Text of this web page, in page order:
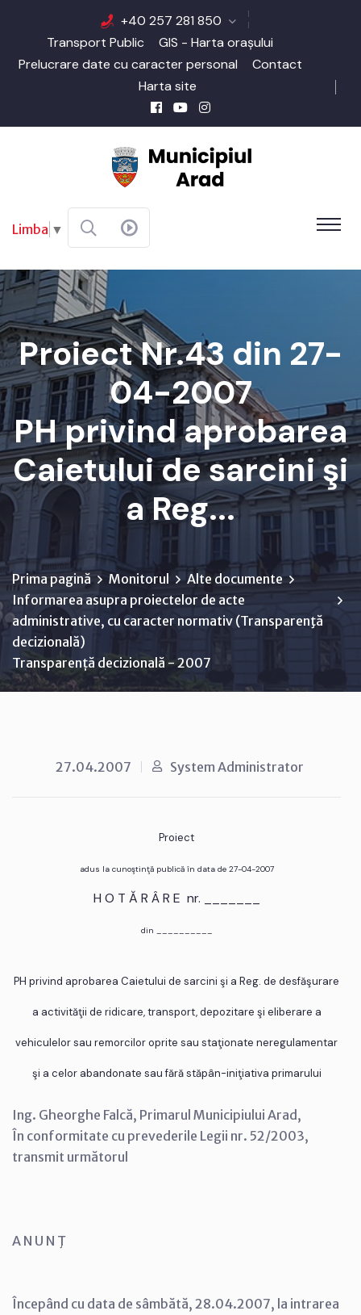
+40 257 281 850
Transport Public
GIS - Harta orașului
Prelucrare date cu caracter personal
Contact
Harta site
Limba ▼
Proiect Nr.43 din 27-
04-2007
PH privind aprobarea
Caietului de sarcini şi
a Reg...
Prima pagină Monitorul
Alte documente
Informarea asupra proiectelor de acte
administrative, cu caracter normativ (Transparenţă
decizională)
Transparență decizională - 2007
27.04.2007 System Administrator
Proiect
adus la cunoştinţă publică în data de 27-04-2007
H O T Ă R Â R E nr. _______
din __________
PH privind aprobarea Caietului de sarcini şi a Reg. de desfăşurare
a activităţii de ridicare, transport, depozitare şi eliberare a
vehiculelor sau remorcilor oprite sau staţionate neregulamentar
şi a celor abandonate sau fără stăpân-iniţiativa primarului
Ing. Gheorghe Falcă, Primarul Municipiului Arad,
În conformitate cu prevederile Legii nr. 52/2003,
transmit următorul
A N U N Ţ
Începând cu data de sâmbătă, 28.04.2007, la intrarea